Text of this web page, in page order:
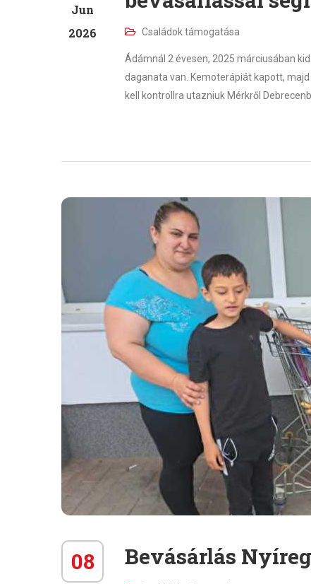
Jun
2026
Családok támogatása
Ádámnál 2 évesen, 2025 márciusában
daganata van. Kemoterápiát kapott,
kell kontrollra utazniuk Mérkről
08 Bevásárlás